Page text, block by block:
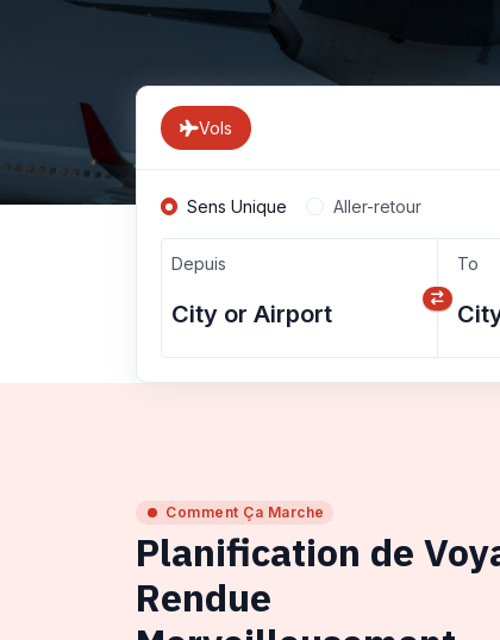
Vols
Sens Unique Aller-retour
Depuis To
Comment Ça Marche
Planification de
Rendue